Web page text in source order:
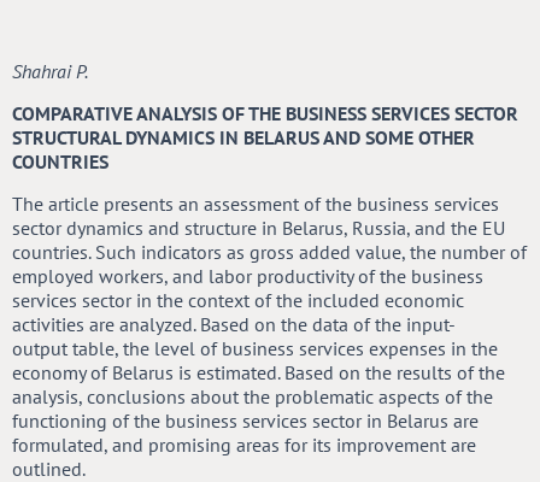
Shahrai P.
COMPARATIVE ANALYSIS OF THE BUSINESS SERVICES SECTOR
STRUCTURAL DYNAMICS IN BELARUS AND SOME OTHER
COUNTRIES
The article presents an assessment of the business services
sector dynamics and structure in Belarus, Russia, and the EU
countries. Such indicators as gross added value, the number of
employed workers, and labor productivity of the business
services sector in the context of the included economic
activities are analyzed. Based on the data of the input-
output table, the level of business services expenses in the
economy of Belarus is estimated. Based on the results of the
analysis, conclusions about the problematic aspects of the
functioning of the business services sector in Belarus are
formulated, and promising areas for its improvement are
outlined.